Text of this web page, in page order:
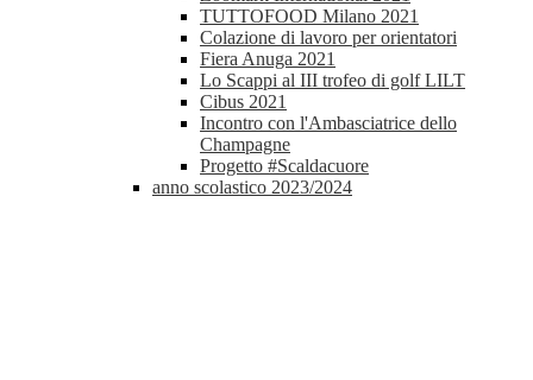
TUTTOFOOD Milano 2021
Colazione di lavoro per orientatori
Fiera Anuga 2021
Lo Scappi al III trofeo di golf LILT
Cibus 2021
Incontro con l'Ambasciatrice dello
Champagne
Progetto #Scaldacuore
anno scolastico 2023/2024